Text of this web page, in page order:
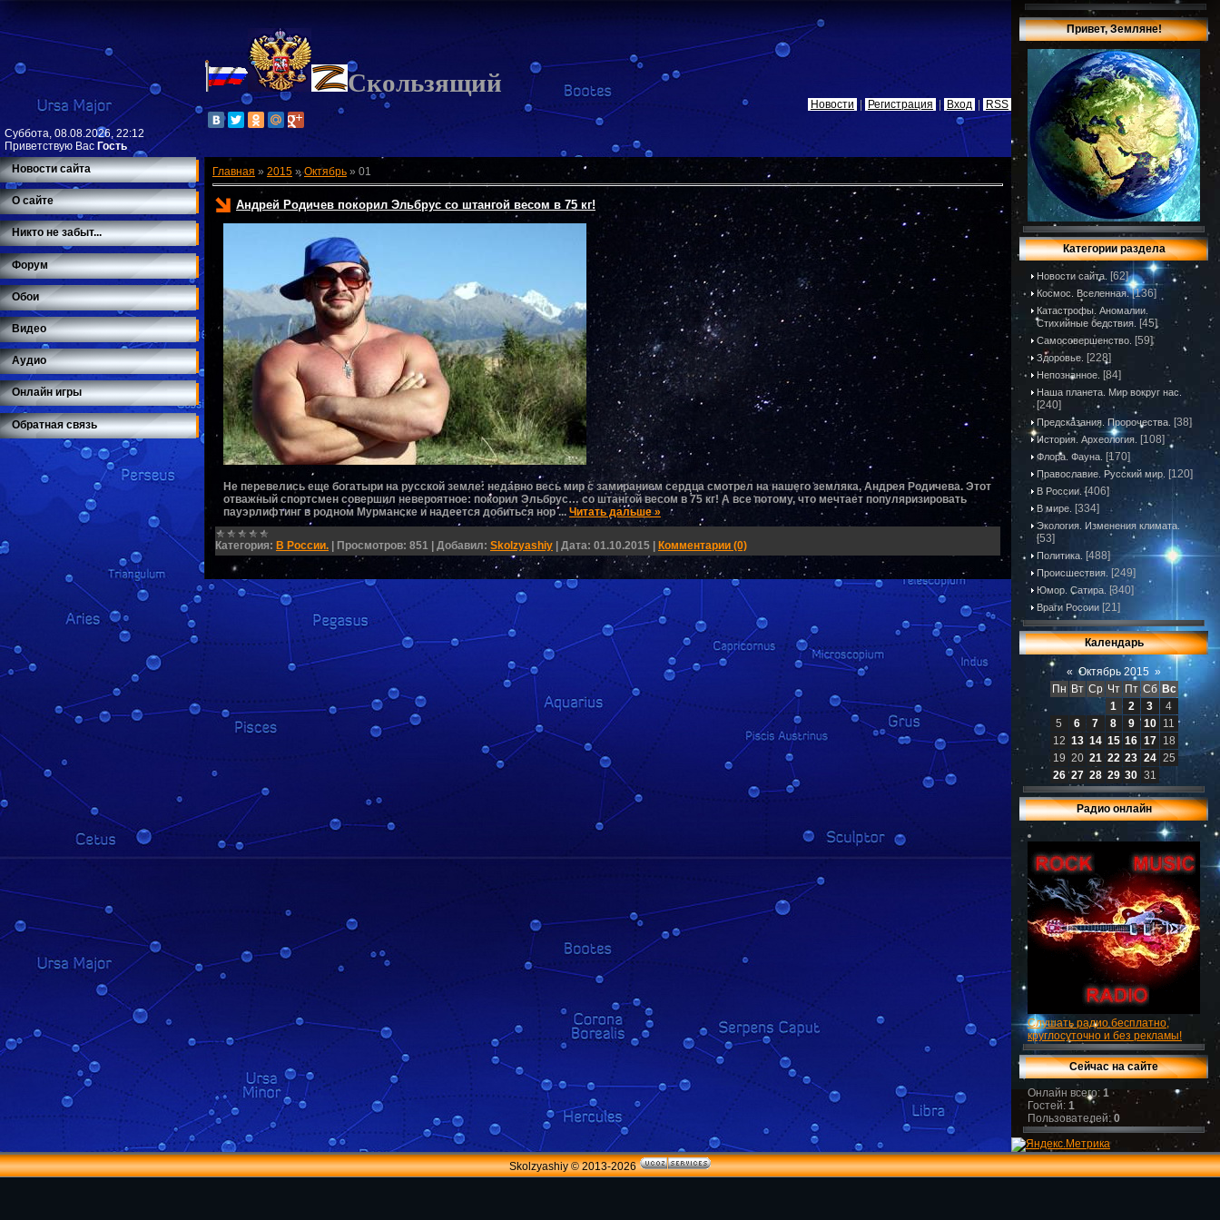
Суббота, 08.08.2026, 22:12
Приветствую Вас Гость
Скользящий
Новости | Регистрация | Вход RSS
Новости сайта
О сайте
Никто не забыт...
Форум
Обои
Видео
Аудио
Онлайн игры
Обратная связь
Главная » 2015 » Октябрь » 01
Андрей Родичев покорил Эльбрус со штангой весом в 75 кг!
Не перевелись еще богатыри на русской земле: недавно весь мир с замиранием сердца смотрел на нашего земляка, Андрея Родичева. Этот
отважный спортсмен совершил невероятное: покорил Эльбрус… со штангой весом в 75 кг! А все потому, что мечтает популяризировать
пауэрлифтинг в родном Мурманске и надеется добиться нор... Читать дальше »
Категория: В России. Просмотров: 851 Добавил: Skolzyashiy Дата: 01.10.2015 Комментарии (0)
Привет, Земляне!
Категории раздела
Новости сайта. [62]
Космос. Вселенная. [136]
Катастрофы. Аномалии.
Стихийные бедствия.
[45]
Самосовершенство. [59]
Здоровье. [228]
Непознанное. [84]
Наша планета. Мир вокруг нас.
[240]
Предсказания. Пророчества. [38]
История. Археология. [108]
Флора. Фауна. [170]
Православие. Русский мир. [120]
В России. [406]
В мире. [334]
Экология. Изменения климата.
[53]
Политика. [488]
Происшествия. [249]
Юмор. Сатира. [340]
Враги России [21]
Календарь
« Октябрь 2015 »
Пн Вт Ср Чт Пт Сб Вс
1
2 3
4
5
6 7 8 9 10
11
12 13 14 15 16 17
18
19 20 21 22 23 24 25
26 27 28 29 30 31
Радио онлайн
Слушать радио бесплатно,
круглосуточно и без рекламы!
Сейчас на сайте
Онлайн всего: 1
Гостей: 1
Пользователей:0
Skolzyashiy © 2013-2026